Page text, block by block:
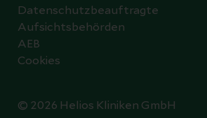
© 2026 Helios Kliniken GmbH
Datenschutzbeauftragte
Aufsichtsbehörden
AEB
Cookies